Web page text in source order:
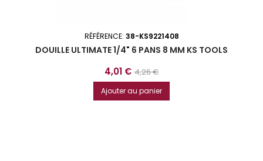
RÉFÉRENCE: 38-KS9221408
DOUILLE ULTIMATE 1/4" 6 PANS 8 MM KS TOOLS
Prix
4,01 € Prix
de
base
4,26 €
Ajouter au panier